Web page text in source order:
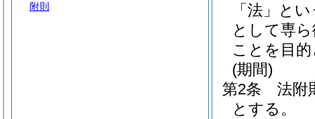
「法」と
として専
ことを目
(期間)
第2条
法附
とする。
附則